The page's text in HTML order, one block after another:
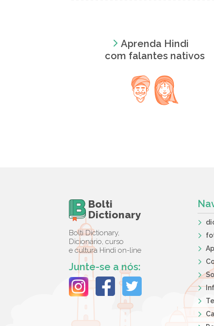
Aprenda Hindi
com falantes nativos
Bolti
Dictionary
Bolti Dictionary,
Dicionário, curso
e cultura Hindi on-line
Junte-se a nós: